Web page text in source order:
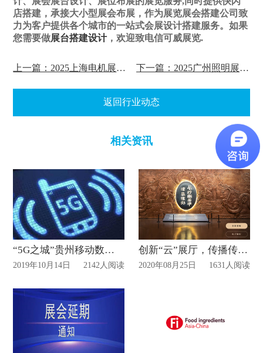
店搭建，承接大小型展会布展，作为展览展会搭建公司致
力为客户提供各个城市的一站式会展设计搭建服务。如果
您需要做展台搭建设计 ，欢迎致电信可威展览.
上一篇：2025上海电机展览会施工搭建 下一篇：2025广州照明展的展位设计搭建
返回行业动态
相关资讯
“5G之城”贵州移动数字展厅建成
2019年10月14日 2142人阅读
创新“云”展厅，传播传统文化!
2020年08月25日 1631人阅读